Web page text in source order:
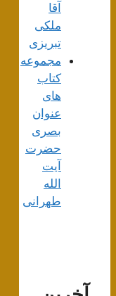
آقا
ملکی
تبریزی
مجموعه
کتاب
های
عنوان
بصری
حضرت
آیت
الله
طهرانی